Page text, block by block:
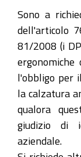
Sono a
dell'articolo
81/2008 (i
l'obbligo per
la calzatura
qualora
giudizio di
aziendale.